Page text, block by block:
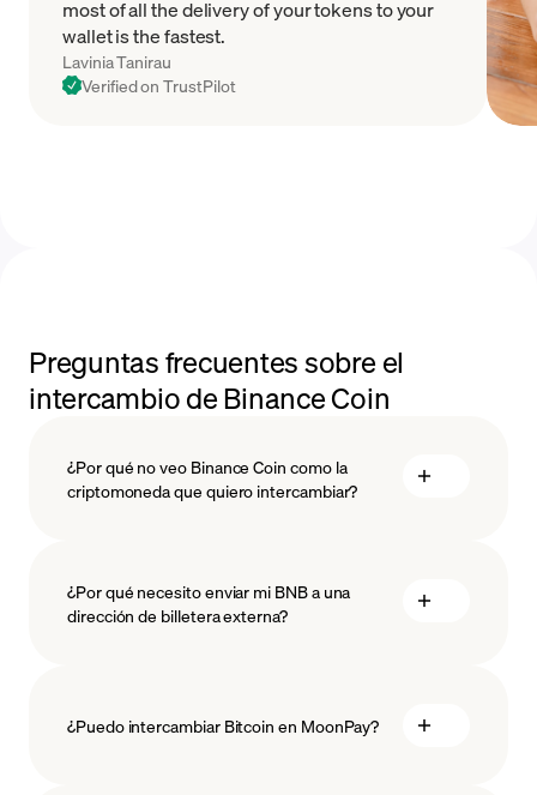
most of all the delivery of your tokens to your
wallet is the fastest.
Lavinia Tanirau
Verified on TrustPilot
Preguntas frecuentes sobre el
intercambio de Binance Coin
¿Por qué no veo Binance Coin como la
criptomoneda que quiero intercambiar?
¿Por qué necesito enviar mi BNB a una
dirección de billetera externa?
¿Puedo intercambiar Bitcoin en MoonPay?